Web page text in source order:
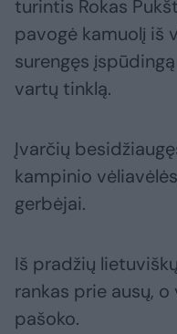
turintis Rokas
pavogė kamuolį iš
surengęs
vartų tinklą.
Įvarčių
kampinio
gerbėjai.
Iš pradžių
rankas prie ausų,
pašoko.